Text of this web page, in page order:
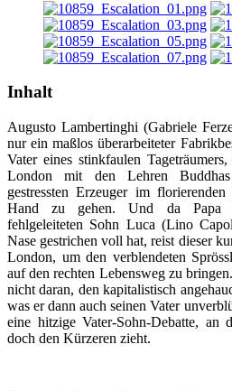
Inhalt
Augusto Lambertinghi (Gabriele
nur ein maßlos überarbeiteter
Vater eines stinkfaulen
London mit den Lehren
gestressten Erzeuger im
Hand zu gehen. Und da Papa
fehlgeleiteten Sohn Luca (Lino
Nase gestrichen voll hat, reist dieser
London, um den verblendeten
auf den rechten Lebensweg zu
nicht daran, den kapitalistisch
was er dann auch seinen Vater
eine hitzige Vater-Sohn-Debatte, an
doch den Kürzeren zieht.